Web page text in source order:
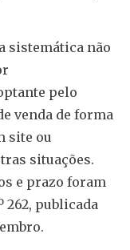
sistemática não
pelo
venda de forma
site ou
situações.
e prazo foram
262, publicada